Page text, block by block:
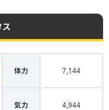
体力 7,144
気力 4,944